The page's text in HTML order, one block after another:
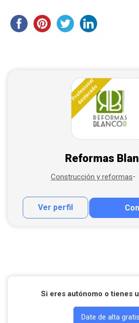
Profesional
destacado
Reformas
Construcción y reformas
Ver perfil
Si eres autónomo o tienes
Date de alta gratis